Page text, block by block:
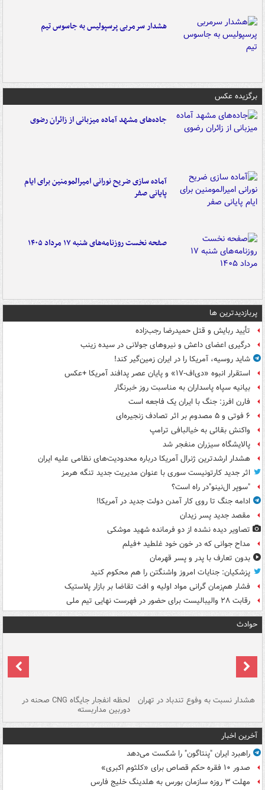
هشدار سرمربی پرسپولیس به جاسوس تیم
برگزیده عکس
جاده‌های مشهد آماده میزبانی از زائران رضوی
آماده سازی ضریح نورانی امیرالمومنین برای ایام
پایانی صفر
صفحه نخست روزنامه‌های شنبه ۱۷ مرداد ۱۴۰۵
پربازدیدترین ها
تأیید ربایش و قتل حمیدرضا رجب‌زاده
درگیری اعضای داعش و نیروهای جولانی در سیده زینب
شاید روسیه، آمریکا را در ایران زمین‌گیر کند!
استقرار انبوه «دی‌اف‑۱۷» و پایان عصر پدافند آمریکا +عکس
بیانیه سپاه پاسداران به مناسبت روز خبرنگار
فارن افرز: جنگ با ایران یک فاجعه است
۶ فوتی و ۵ مصدوم بر اثر تصادف زنجیره‌ای
واکنش بقائی به خیالبافی ترامپ
پالایشگاه سیزران منفجر شد
هشدار ارشدترین ژنرال آمریکا درباره محدودیت‌های نظامی علیه ایران
اثر جدید کارتونیست سوری با عنوان مدیریت جدید تنگه هرمز
"سوپر ال‌نینو"در راه است؟
ادامه جنگ تا روی کار آمدن دولت جدید در آمریکا!
مقصد جدید پسر زیدان
تصاویر دیده‌ نشده از دو فرمانده شهید موشکی
مداح جوانی که در خون خود غلطید +فیلم
بدون تعارف با پدر و پسر قهرمان
پزشکیان: جنایات امروز واشنگتن را هم محکوم کنید
فشار هم‌زمان گرانی مواد اولیه و افت تقاضا بر بازار پلاستیک
رقابت ۲۸ والیبالیست برای حضور در فهرست نهایی تیم ملی
حوادث
هشدار نسبت به وفوع تندباد در تهران لحظه انفجار جایگاه CNG صحنه در
دوربین مداربسته
آخرین اخبار
راهبرد ایران "پنتاگون" را شکست می‌دهد
صدور ۱۰ فقره حکم قصاص برای «کلثوم اکبری»
مهلت ۳ روزه سازمان بورس به هلدینگ خلیج فارس